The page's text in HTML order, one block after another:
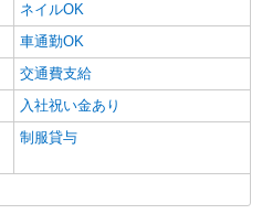
ネイルOK
車通勤OK
交通費支給
入社祝い金あり
制服貸与